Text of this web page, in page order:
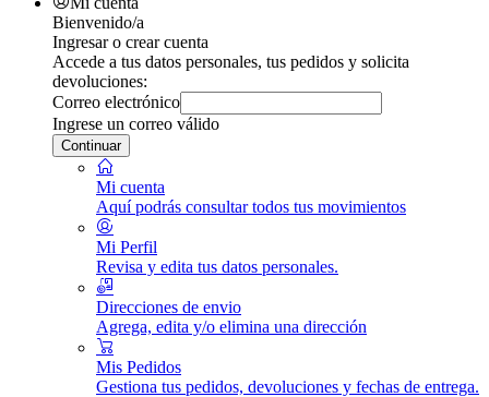
Bienvenido/a
Ingresar o crear cuenta
Accede a tus datos personales, tus pedidos y solicita
devoluciones:
Correo electrónico
Ingrese un correo válido
Continuar
Mi cuenta
Aquí podrás consultar todos tus movimientos
Mi Perfil
Revisa y edita tus datos personales.
Direcciones de envio
Agrega, edita y/o elimina una dirección
Mis Pedidos
Gestiona tus pedidos, devoluciones y fechas de entrega.